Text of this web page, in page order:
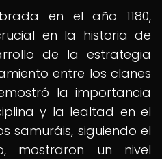
en el año 1180,
en la historia de
de la estrategia
entre los clanes
la importancia
y la lealtad en el
samuráis, siguiendo el
mostraron un nivel